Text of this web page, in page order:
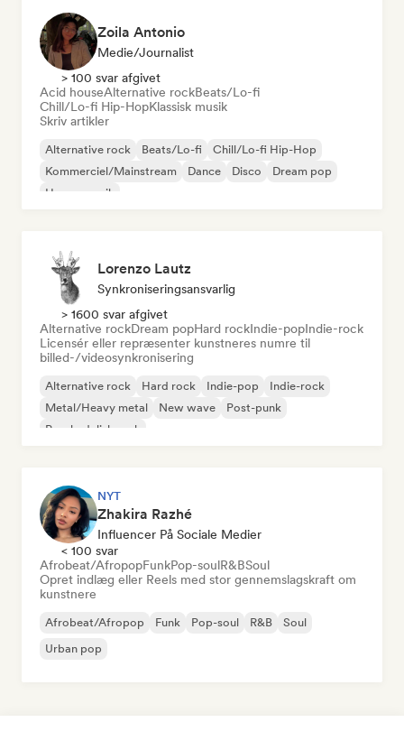
Zoila Antonio
Medie/journalist
> 100 svar afgivet
Acid houseAlternative rockBeats/Lo-fi
Chill/Lo-fi Hip-HopKlassisk musik
Skriv artikler
Alternative rock Beats/Lo-fi
Chill/Lo-fi Hip-Hop
Kommerciel/Mainstream
Dance Disco
Dream pop
House-musik
Lorenzo Lautz
Synkroniseringsansvarlig
> 1600 svar afgivet
Alternative rockDream popHard rockIndie-popIndie-rock
Licensér eller repræsenter kunstneres numre til
billed-/videosynkronisering
Alternative rock Hard rock Indie-pop
Indie-rock
Metal/Heavy metal
New wave
Post-punk
Psychedelisk rock
NYT
Zhakira Razhé
Influencer På Sociale Medier
< 100 svar
Afrobeat/AfropopFunkPop-soulR&BSoul
Opret indlæg eller Reels med stor gennemslagskraft om
kunstnere
Afrobeat/Afropop Funk Pop-soul R&B
Soul
Urban pop